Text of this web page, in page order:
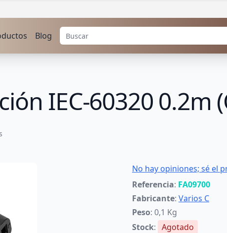
Blog
IEC-60320 0.2m
No hay opiniones; sé el
Referencia: FA09700
Fabricante: Varios C
Peso: 0,1 Kg
Stock: Agotado